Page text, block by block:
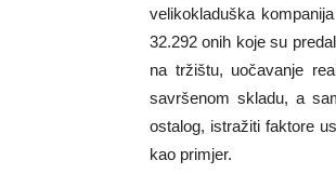
velikokladuška
32.292 onih koje su
na tržištu, uočavanje
savršenom skladu, a
ostalog, istražiti faktore
kao primjer.